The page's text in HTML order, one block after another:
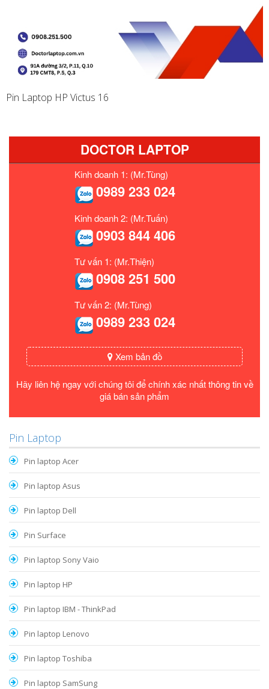
Pin Laptop HP Victus 16
DOCTOR LAPTOP
Kinh doanh 1: (Mr.Tùng)
0989 233 024
Kinh doanh 2: (Mr.Tuấn)
0903 844 406
Tư vấn 1: (Mr.Thiện)
0908 251 500
Tư vấn 2: (Mr.Tùng)
0989 233 024
Xem bản đồ
Hãy liên hệ ngay với chúng tôi để chính xác nhất thông tin về
giá bán sản phẩm
Pin Laptop
Pin laptop Acer
Pin laptop Asus
Pin laptop Dell
Pin Surface
Pin laptop Sony Vaio
Pin laptop HP
Pin laptop IBM - ThinkPad
Pin laptop Lenovo
Pin laptop Toshiba
Pin laptop SamSung